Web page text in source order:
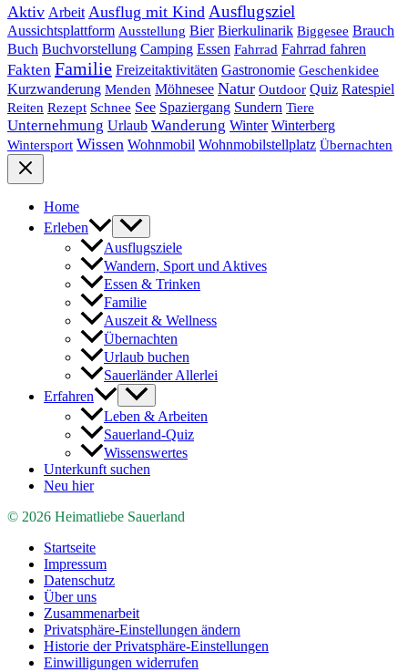
Aktiv Arbeit Ausflug mit Kind Ausflugsziel
Aussichtsplattform Ausstellung Bier Bierkulinarik Biggesee Brauch
Buch Buchvorstellung Camping Essen Fahrrad Fahrrad fahren
Fakten Familie Freizeitaktivitäten Gastronomie Geschenkidee
Kurzwanderung Menden Möhnesee Natur Outdoor Quiz Ratespiel
Reiten Rezept Schnee See Spaziergang Sundern Tiere
Unternehmung Urlaub Wanderung Winter Winterberg
Wintersport Wissen Wohnmobil Wohnmobilstellplatz Übernachten
Home
Erleben
Ausflugsziele
Wandern, Sport und Aktives
Essen & Trinken
Familie
Auszeit & Wellness
Übernachten
Urlaub buchen
Sauerländer Allerlei
Erfahren
Leben & Arbeiten
Sauerland-Quiz
Wissenswertes
Unterkunft suchen
Neu hier
© 2026 Heimatliebe Sauerland
Startseite
Impressum
Datenschutz
Über uns
Zusammenarbeit
Privatsphäre-Einstellungen ändern
Historie der Privatsphäre-Einstellungen
Einwilligungen widerrufen